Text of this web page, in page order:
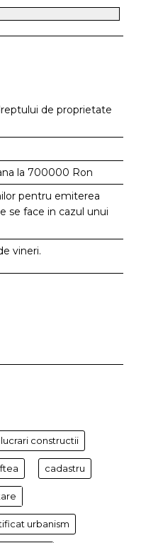
de proprietate
la 700000 Ron
pentru emiterea
se face in cazul unui
vineri.
constructii
cadastru
urbanism